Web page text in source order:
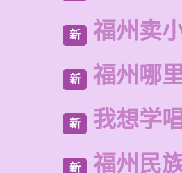
新 福州卖
新 福州哪
新 我想学
新 福州民